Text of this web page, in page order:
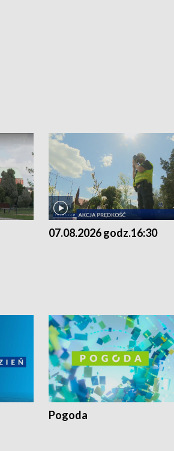
07.08.2026 godz.16:30
Pogoda